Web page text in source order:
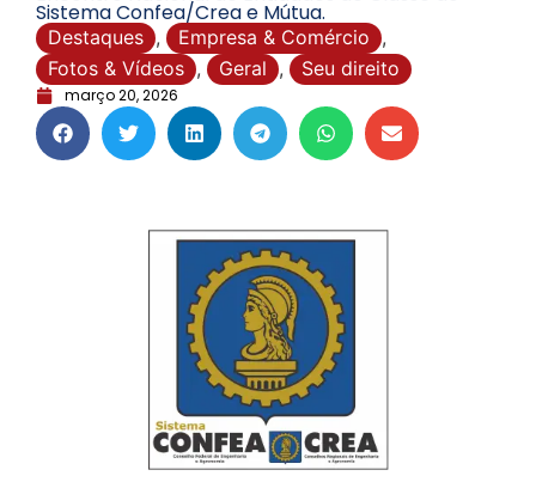
Sistema Confea/Crea e Mútua.
Destaques , Empresa & Comércio ,
Fotos & Vídeos , Geral , Seu direito
março 20, 2026